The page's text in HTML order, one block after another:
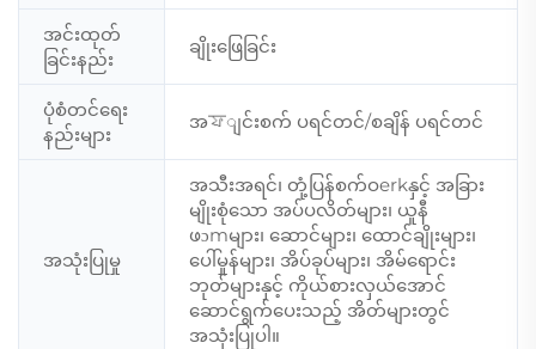
အင်းထုတ်
ခြင်းနည်း
ချိုးဖြေခြင်း
ပုံစံတင်ရေး
နည်းများ
အফျင်းစက် ပရင်တင်/စချိန် ပရင်တင်
အသုံးပြုမှု
အသီးအရင်၊ တုံ့ပြန်စက်ဝerkနှင့် အခြား
မျိုးစုံသော အပ်ပလိတ်များ၊ ယူနီ
ဖɔmများ၊ ဆောင်များ၊ ထောင်ချိုးများ၊
ပေါ်မှုန်များ၊ အိပ်ခုပ်များ၊ အိမ်ရောင်း
ဘုတ်များနှင့် ကိုယ်စားလှယ်အောင်
ဆောင်ရွက်ပေးသည့် အိတ်များတွင်
အသုံးပြုပါ။